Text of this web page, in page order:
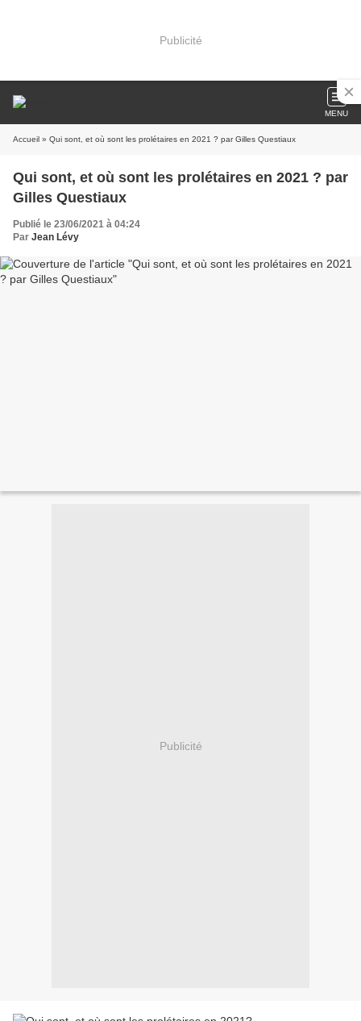
Publicité
MENU
Accueil » Qui sont, et où sont les prolétaires en 2021 ? par Gilles Questiaux
Qui sont, et où sont les prolétaires en 2021 ? par
Gilles Questiaux
Publié le 23/06/2021 à 04:24
Par Jean Lévy
Publicité